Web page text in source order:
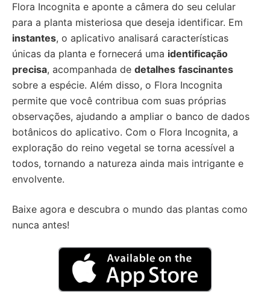
Flora Incognita e aponte a câmera do seu celular
para a planta misteriosa que deseja identificar. Em
instantes, o aplicativo analisará características
únicas da planta e fornecerá uma identificação
precisa, acompanhada de detalhes fascinantes
sobre a espécie. Além disso, o Flora Incognita
permite que você contribua com suas próprias
observações, ajudando a ampliar o banco de dados
botânicos do aplicativo. Com o Flora Incognita, a
exploração do reino vegetal se torna acessível a
todos, tornando a natureza ainda mais intrigante e
envolvente.
Baixe agora e descubra o mundo das plantas como
nunca antes!